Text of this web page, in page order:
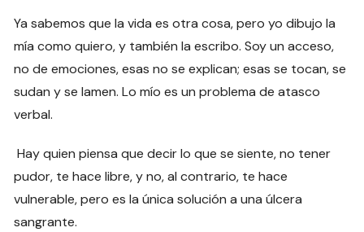
Ya sabemos que la vida es otra cosa, pero yo dibujo la
mía como quiero, y también la escribo. Soy un acceso,
no de emociones, esas no se explican; esas se tocan, se
sudan y se lamen. Lo mío es un problema de atasco
verbal.
Hay quien piensa que decir lo que se siente, no tener
pudor, te hace libre, y no, al contrario, te hace
vulnerable, pero es la única solución a una úlcera
sangrante.